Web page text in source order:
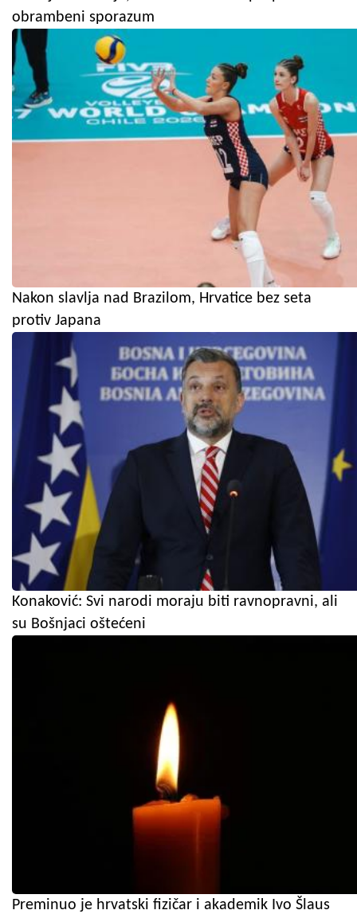
obrambeni sporazum
Nakon slavlja nad Brazilom, Hrvatice bez seta
protiv Japana
Konaković: Svi narodi moraju biti ravnopravni, ali
su Bošnjaci oštećeni
Preminuo je hrvatski fizičar i akademik Ivo Šlaus